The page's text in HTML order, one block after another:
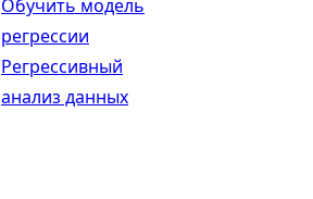
Обучить модель
регрессии
Регрессивный
анализ данных